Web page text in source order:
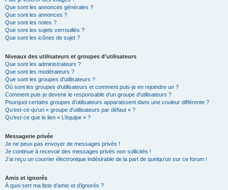
Que sont les annonces générales ?
Que sont les annonces ?
Que sont les notes ?
Que sont les sujets verrouillés ?
Que sont les icônes de sujet ?
Niveaux des utilisateurs et groupes d’utilisateurs
Que sont les administrateurs ?
Que sont les modérateurs ?
Que sont les groupes d’utilisateurs ?
Où sont les groupes d’utilisateurs et comment puis-je en rejoindre un ?
Comment puis-je devenir le responsable d’un groupe d’utilisateurs ?
Pourquoi certains groupes d’utilisateurs apparaissent dans une couleur différente ?
Qu’est-ce qu’un « groupe d’utilisateurs par défaut » ?
Qu’est-ce que le lien « L’équipe » ?
Messagerie privée
Je ne peux pas envoyer de messages privés !
Je continue à recevoir des messages privés non sollicités !
J’ai reçu un courrier électronique indésirable de la part de quelqu’un sur ce forum !
Amis et ignorés
À quoi sert ma liste d’amis et d’ignorés ?